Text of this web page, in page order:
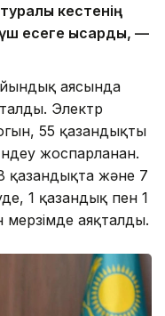
кестенің
есеге қысқарды, —
аясында
Электр
55 қазандықты
жоспарланған.
қазандықта және 7
1 қазандық пен 1
мерзімде аяқталды.